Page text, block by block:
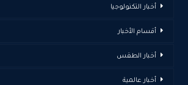
أخبار التكنولوجيا
أقسام الأخبار
أخبار الطقس
أخبار عالمية